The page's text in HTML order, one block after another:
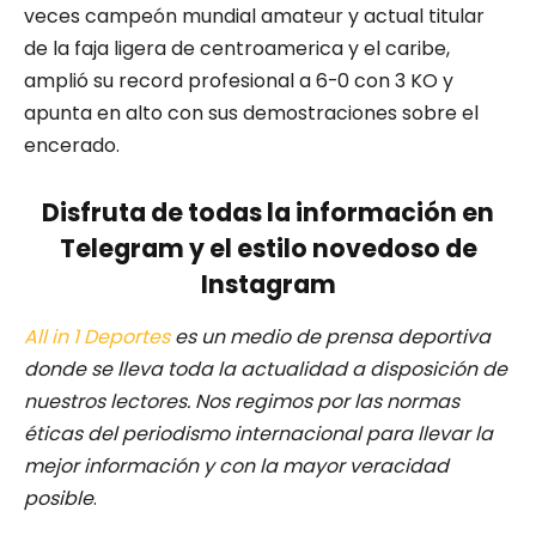
veces campeón mundial amateur y actual titular
de la faja ligera de centroamerica y el caribe,
amplió su record profesional a 6-0 con 3 KO y
apunta en alto con sus demostraciones sobre el
encerado.
Disfruta de todas la información en
Telegram y el estilo novedoso de
Instagram
All in 1 Deporteses un medio de prensa deportiva
donde se lleva toda la actualidad a disposición de
nuestros lectores. Nos regimos por las normas
éticas del periodismo internacional para llevar la
mejor información y con la mayor veracidad
posible.